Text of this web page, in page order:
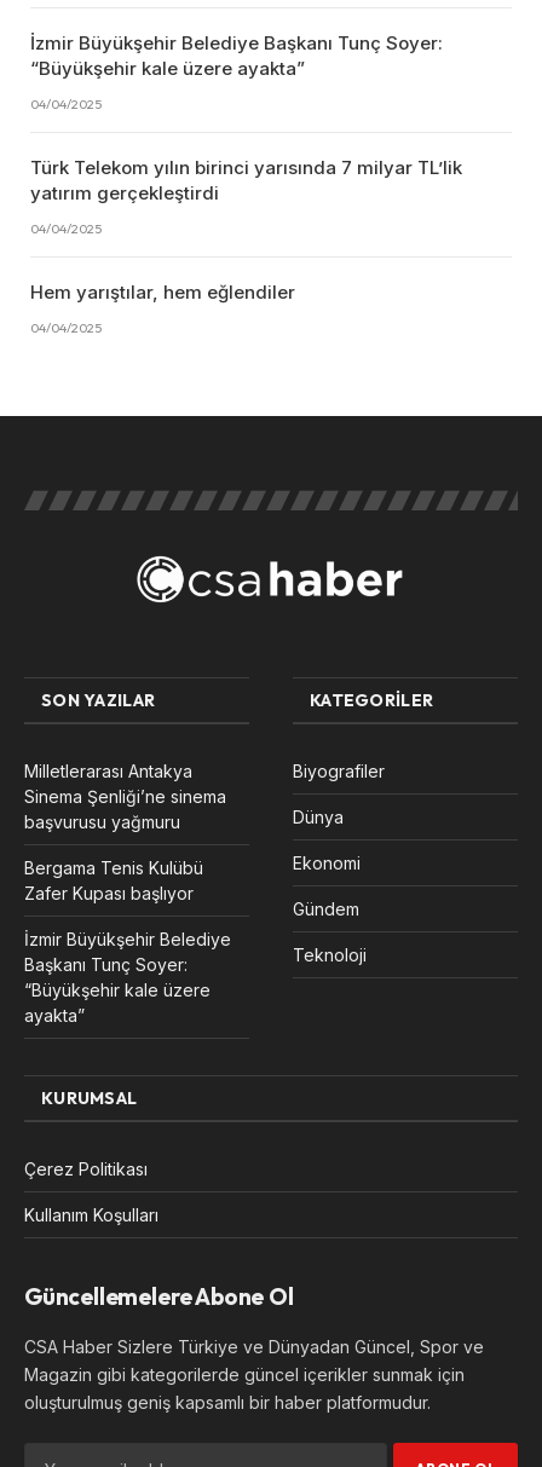
İzmir Büyükşehir Belediye Başkanı Tunç Soyer:
“Büyükşehir kale üzere ayakta”
04/04/2025
Türk Telekom yılın birinci yarısında 7 milyar TL’lik
yatırım gerçekleştirdi
04/04/2025
Hem yarıştılar, hem eğlendiler
04/04/2025
SON YAZILAR
Milletlerarası Antakya
Sinema Şenliği’ne sinema
başvurusu yağmuru
Bergama Tenis Kulübü
Zafer Kupası başlıyor
İzmir Büyükşehir Belediye
Başkanı Tunç Soyer:
“Büyükşehir kale üzere
ayakta”
KATEGORILER
Biyografiler
Dünya
Ekonomi
Gündem
Teknoloji
KURUMSAL
Çerez Politikası
Kullanım Koşulları
Güncellemelere Abone Ol
CSA Haber Sizlere Türkiye ve Dünyadan Güncel, Spor ve
Magazin gibi kategorilerde güncel içerikler sunmak için
oluşturulmuş geniş kapsamlı bir haber platformudur.